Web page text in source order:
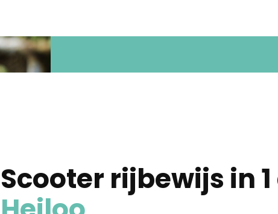
Scooter rijbewijs in